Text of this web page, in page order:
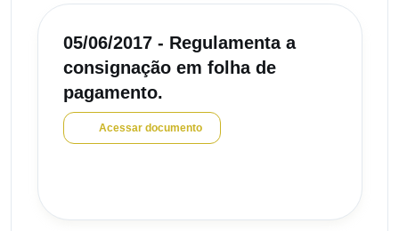
05/06/2017 - Regulamenta a
consignação em folha de
pagamento.
Acessar documento